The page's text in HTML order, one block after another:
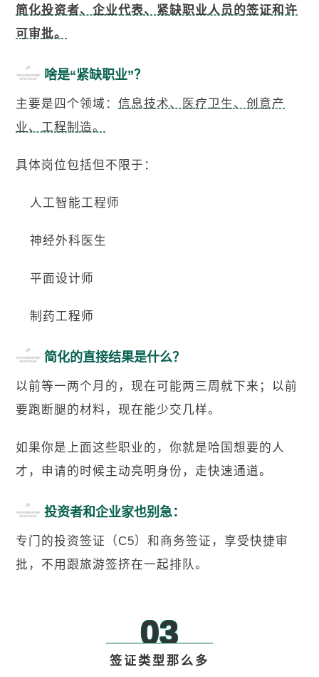
简化投资者、企业代表、紧缺职业人员的签证和许
可审批。
啥是“紧缺职业”？
主要是四个领域：信息技术、医疗卫生、创意产
业、工程制造。
具体岗位包括但不限于：
人工智能工程师
神经外科医生
平面设计师
制药工程师
简化的直接结果是什么？
以前等一两个月的，现在可能两三周就下来；以前
要跑断腿的材料，现在能少交几样。
如果你是上面这些职业的，你就是哈国想要的人
才，申请的时候主动亮明身份，走快速通道。
投资者和企业家也别急：
专门的投资签证（C5）和 商务签证 ，享受快捷审
批，不用跟旅游签挤在一起排队。
03
签证类型那么多